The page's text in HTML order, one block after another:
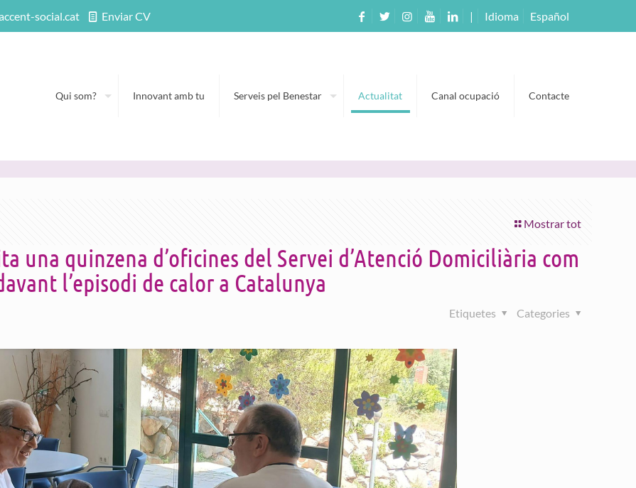
social.cat Enviar CV | Idioma Español
Qui som? Innovant amb tu Serveis pel Benestar Actualitat Canal ocupació Contacte
Mostrar tot
una quinzena d’oficines del Servei d’Atenció Domiciliària com
l’episodi de calor a Catalunya
Categories
Etiquetes